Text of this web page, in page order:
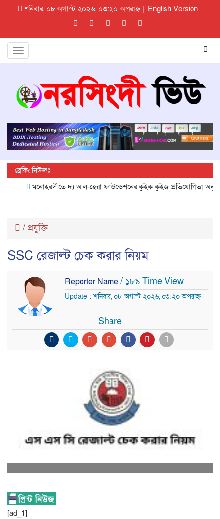
শনিবার, ০৮ অগাস্ট ২০২৬, ০৩:২০ অপরাহ্ন | English Version
Toggle
ব্রেকিং নিউজঃ
মনোহরদীতে দ্য আল-হেরা ফাউন্ডেশনের কুইক কুইজ প্রতিযোগিতা অনুষ্ঠিত
/ প্রযুক্তি
SSC রেজাল্ট চেক করার নিয়ম
Reporter Name/ ১৮৯ Time View
Update : শনিবার, ০৮ অগাস্ট ২০২৬, ০৩:২০ অপরাহ্ন
Share
[ad_1]